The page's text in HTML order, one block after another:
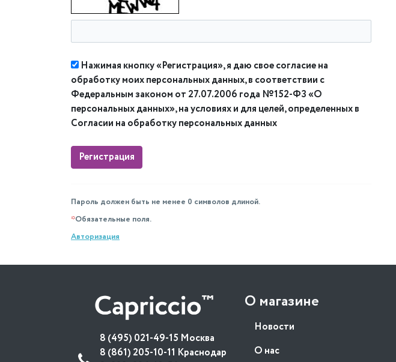
Нажимая кнопку «Регистрация», я даю свое согласие на
обработку моих персональных данных, в соответствии с
Федеральным законом от 27.07.2006 года №152-ФЗ «О
персональных данных», на условиях и для целей, определенных в
Согласии на обработку персональных данных
Пароль должен быть не менее 0 символов длиной.
*Обязательные поля.
Авторизация
О магазине
Новости
О нас
8 (495) 021-49-15 Москва
8 (861) 205-10-11 Краснодар